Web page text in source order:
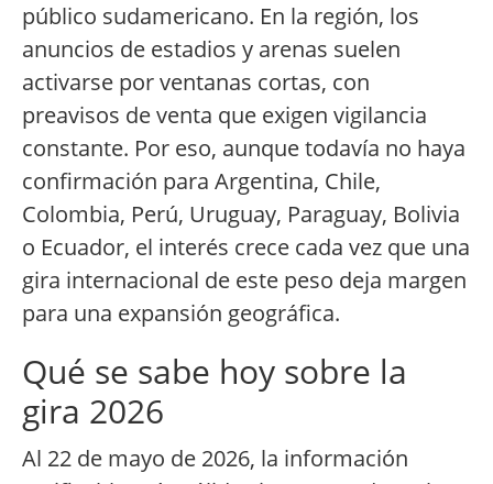
público sudamericano. En la región, los
anuncios de estadios y arenas suelen
activarse por ventanas cortas, con
preavisos de venta que exigen vigilancia
constante. Por eso, aunque todavía no haya
confirmación para Argentina, Chile,
Colombia, Perú, Uruguay, Paraguay, Bolivia
o Ecuador, el interés crece cada vez que una
gira internacional de este peso deja margen
para una expansión geográfica.
Qué se sabe hoy sobre la
gira 2026
Al 22 de mayo de 2026, la información